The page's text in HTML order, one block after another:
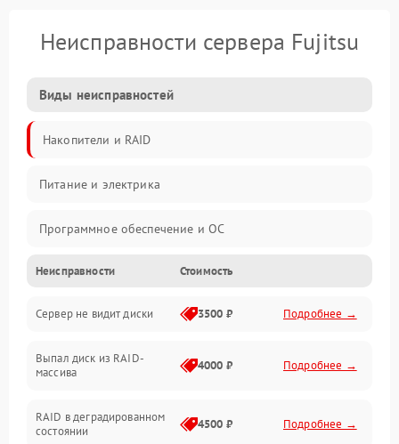
Неисправности сервера Fujitsu
Виды неисправностей
Накопители и RAID
Питание и электрика
Программное обеспечение и ОС
Охлаждение и температура
Материнская плата и процессор
Сеть и коммуникации
Неисправности Стоимость
Сервер не видит диски 3500 ₽ Подробнее →
Выпал диск из RAID-
массива
4000 ₽ Подробнее →
RAID в деградированном
состоянии
4500 ₽ Подробнее →